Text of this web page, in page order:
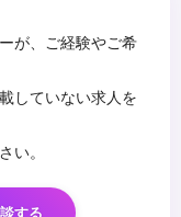
が、ご経験やご希
していない求人を
い。
する